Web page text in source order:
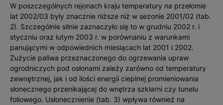
W poszczególnych rejonach kraju temperatury na przełomie
lat 2002/03 były znacznie niższe niż w sezonie 2001/02 (tab.
2). Szczególnie silnie zaznaczyło się to w grudniu 2002 r. i
styczniu oraz lutym 2003 r. w porównaniu z warunkami
panującymi w odpowiednich miesiącach lat 2001 i 2002.
Zużycie paliwa przeznaczonego do ogrzewania upraw
ogrodniczych pod osłonami zależy zarówno od temperatury
zewnętrznej, jak i od ilości energii cieplnej promieniowania
słonecznego przenikającej do wnętrza szklarni czy tunelu
foliowego. Usłonecznienie (tab. 3) wpływa również na